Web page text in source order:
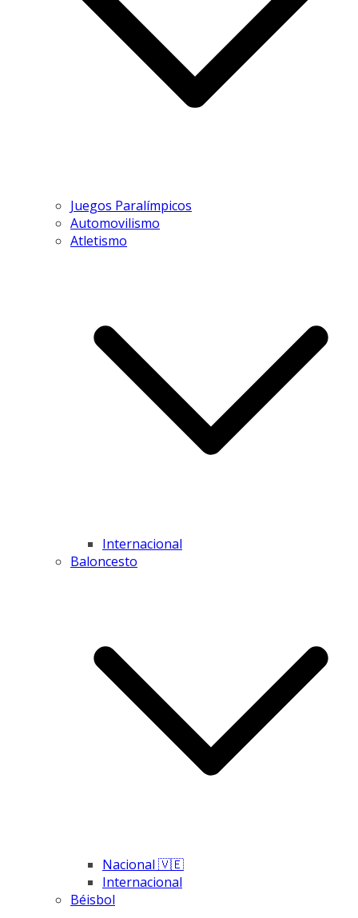
Juegos Paralímpicos
Automovilismo
Atletismo
Internacional
Baloncesto
Nacional 🇻🇪
Internacional
Béisbol